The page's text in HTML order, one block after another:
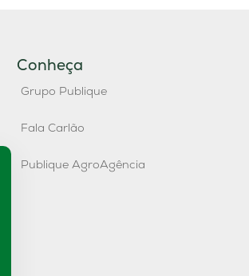
Conheça
Grupo Publique
Fala Carlão
Publique AgroAgência